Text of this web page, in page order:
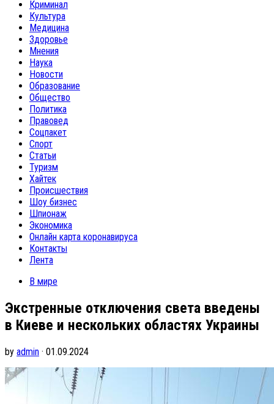
Криминал
Культура
Медицина
Здоровье
Мнения
Наука
Новости
Образование
Общество
Политика
Правовед
Соцпакет
Спорт
Статьи
Туризм
Хайтек
Происшествия
Шоу бизнес
Шпионаж
Экономика
Онлайн карта коронавируса
Контакты
Лента
В мире
Экстренные отключения света введены
в Киеве и нескольких областях Украины
by admin · 01.09.2024